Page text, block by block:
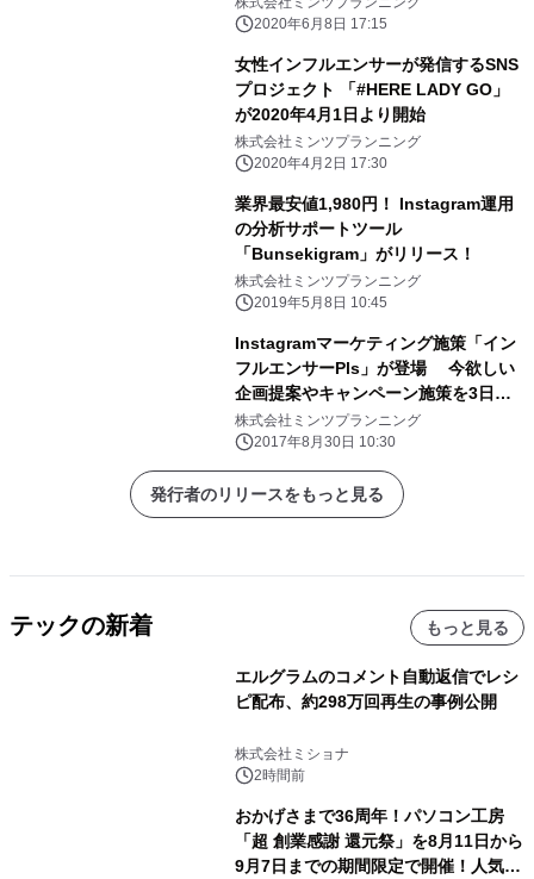
2020年6月8日 17:15
女性インフルエンサーが発信するSNS
プロジェクト 「#HERE LADY GO」
が2020年4月1日より開始
株式会社ミンツプランニング
2020年4月2日 17:30
業界最安値1,980円！ Instagram運用
の分析サポートツール
「Bunsekigram」がリリース！
株式会社ミンツプランニング
2019年5月8日 10:45
Instagramマーケティング施策「イン
フルエンサーPls」が登場 今欲しい
企画提案やキャンペーン施策を3日以
内に提案可能！
株式会社ミンツプランニング
2017年8月30日 10:30
発行者のリリースをもっと見る
テックの新着 もっと見る
エルグラムのコメント自動返信でレシ
ピ配布、約298万回再生の事例公開
株式会社ミショナ
2時間前
おかげさまで36周年！パソコン工房
「超 創業感謝 還元祭」を8月11日から
9月7日までの期間限定で開催！人気の